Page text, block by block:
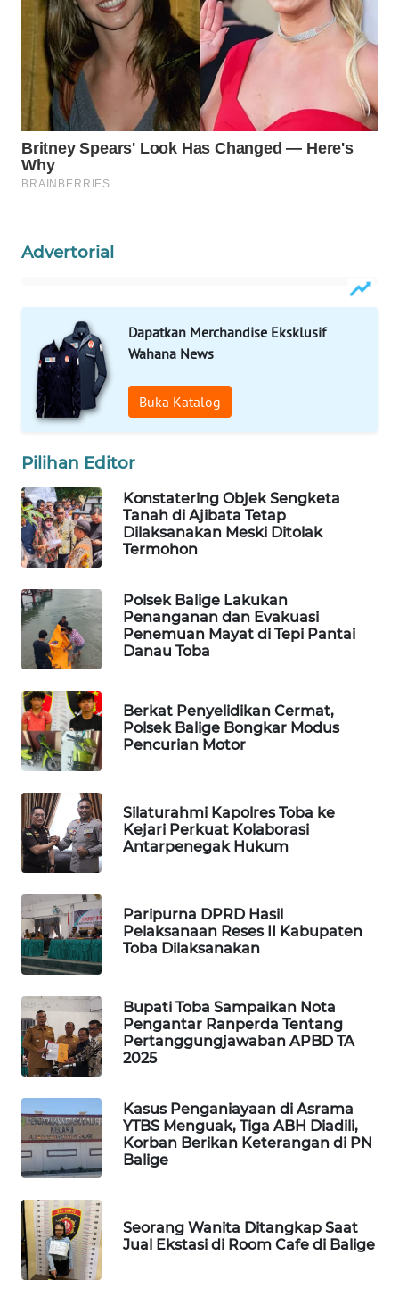
Advertorial
Dapatkan Merchandise Eksklusif
Wahana News
Buka Katalog
Pilihan Editor
Konstatering Objek Sengketa
Tanah di Ajibata Tetap
Dilaksanakan Meski Ditolak
Termohon
Polsek Balige Lakukan
Penanganan dan Evakuasi
Penemuan Mayat di Tepi Pantai
Danau Toba
Berkat Penyelidikan Cermat,
Polsek Balige Bongkar Modus
Pencurian Motor
Silaturahmi Kapolres Toba ke
Kejari Perkuat Kolaborasi
Antarpenegak Hukum
Paripurna DPRD Hasil
Pelaksanaan Reses II Kabupaten
Toba Dilaksanakan
Bupati Toba Sampaikan Nota
Pengantar Ranperda Tentang
Pertanggungjawaban APBD TA
2025
Kasus Penganiayaan di Asrama
YTBS Menguak, Tiga ABH Diadili,
Korban Berikan Keterangan di PN
Balige
Seorang Wanita Ditangkap Saat
Jual Ekstasi di Room Cafe di Balige
PORTAL
KONSUMEN
FORWAMKI
ALPERKLINAS
FORJASIDA
NEWS
SITUNGIR
NEWS
SIDIKALANG
NEWS
NEWS
METRO
SIANTAR
NEWS
METRO
MEDAN
NEWS
METRO
JAKARTA
NEWS
KRT
KARING
NEWS
JURNAL
MARITIM
HUMBANG
NEWS
GARONGGANG
NEWS
ENERGI
NEWS
CILEUNGSI
NEWS